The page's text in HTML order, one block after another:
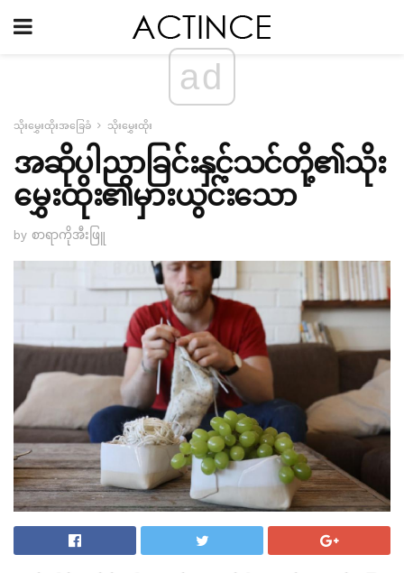
ad
သိုးမွှေးထိုးအခြေခံ သိုးမွှေးထိုး
အဆိုပါညာခြင်းနှင့်သင်တို့၏သိုး
မွှေးထိုး၏မှားယွင်းသော
by စာရာကိုအီးဖြူ